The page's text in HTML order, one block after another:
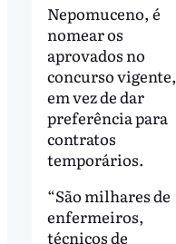
Nepomuceno, é
nomear os
aprovados no
concurso vigente,
em vez de dar
preferência para
contratos
temporários.
“São milhares de
enfermeiros,
técnicos de